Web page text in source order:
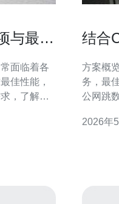
与最佳
面临着各
佳性能，
，了解新
坡云服务
结合
方案概
务，最
公网跳
优化要
2026年